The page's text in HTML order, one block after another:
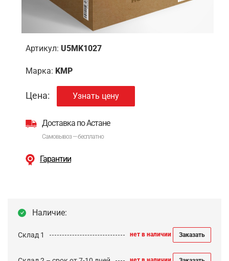
Артикул: U5MK1027
Марка: KMP
Цена: Узнать цену
Доставка по Астане
Самовывоз — бесплатно
Гарантии
Наличие:
Склад 1 нет в наличии Заказать